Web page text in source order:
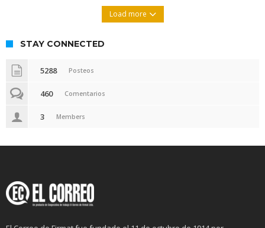
Load more
STAY CONNECTED
5288 Posteos
460 Comentarios
3 Members